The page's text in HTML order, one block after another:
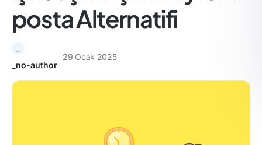
posta Alternatifi
_no-author
29 Ocak 2025